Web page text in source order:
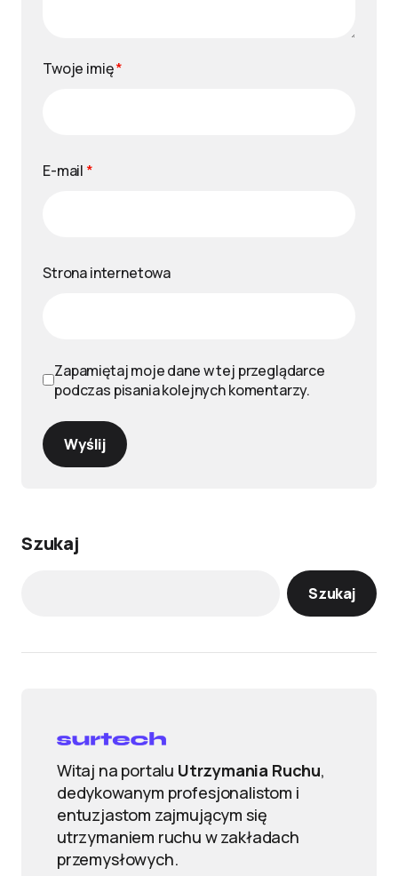
Twoje imię*
E-mail *
Strona internetowa
Zapamiętaj moje dane w tej przeglądarce
podczas pisania kolejnych komentarzy.
Wyślij
Szukaj
Szukaj
Witaj na portalu Utrzymania Ruchu,
dedykowanym profesjonalistom i
entuzjastom zajmującym się
utrzymaniem ruchu w zakładach
przemysłowych.